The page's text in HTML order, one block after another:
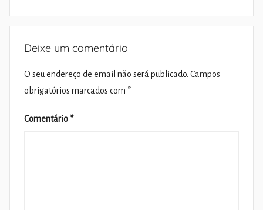
Deixe um comentário
O seu endereço de email não será publicado. Campos
obrigatórios marcados com *
Comentário *